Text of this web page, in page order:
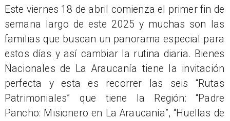
Este viernes 18 de abril comienza el primer fin de
semana largo de este 2025 y muchas son las
familias que buscan un panorama especial para
estos días y así cambiar la rutina diaria. Bienes
Nacionales de La Araucanía tiene la invitación
perfecta y esta es recorrer las seis “Rutas
Patrimoniales” que tiene la Región: “Padre
Pancho: Misionero en La Araucanía”, “Huellas de